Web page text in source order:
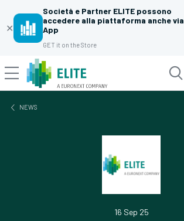
✕
Società e Partner ELITE possono
accedere alla piattaforma anche via
App
GET it on the Store
NEWS
16 Sep 25